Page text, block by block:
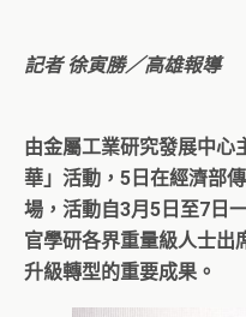
記者 徐寅勝／高雄報導
由金屬工業研究發展中心
華」活動，5日在經濟部
場，活動自3月5日至7日
官學研各界重量級人士出
升級轉型的重要成果。